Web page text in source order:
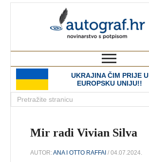
UKRAJINA ČIM PRIJE U
EUROPSKU UNIJU!!
Mir radi Vivian Silva
AUTOR:ANA I OTTO RAFFAI / 04.07.2024.